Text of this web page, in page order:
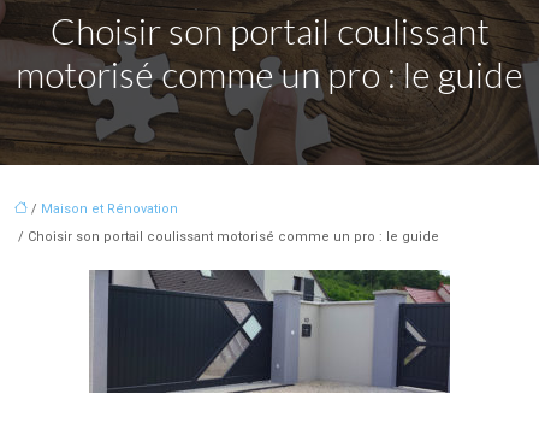
Choisir son portail coulissant
motorisé comme un pro : le guide
/ Maison et Rénovation
/ Choisir son portail coulissant motorisé comme un pro : le guide